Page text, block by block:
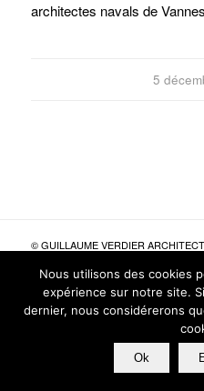
architectes navals de
5
© GUILLAUME VERDIER
SITES AMIS CRÉDITS
Nous utilisons des cookies
expérience sur notre site.
dernier, nous considérerons
Ok